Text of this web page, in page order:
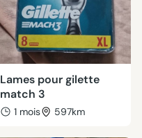
Lames pour gilette
match 3
1 mois 597km